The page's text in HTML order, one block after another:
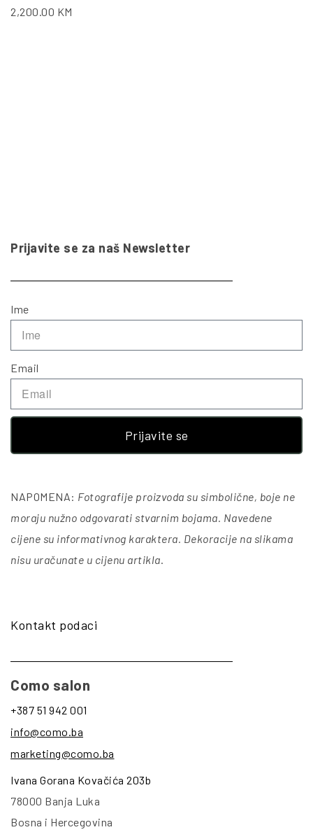
2,200.00 KM
Prijavite se za naš Newsletter
Ime
Email
Prijavite se
NAPOMENA: Fotografije proizvoda su simbolične, boje ne
moraju nužno odgovarati stvarnim bojama. Navedene
cijene su informativnog karaktera. Dekoracije na slikama
nisu uračunate u cijenu artikla.
Kontakt podaci
Como salon
+387 51 942 001
info@como.ba
marketing@como.ba
Ivana Gorana Kovačića 203b
78000 Banja Luka
Bosna i Hercegovina